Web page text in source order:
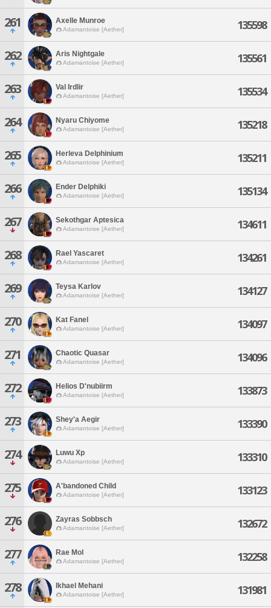
261 Axelle Munroe
Adamantoise [Aether] 135598
262 Aris Nightgale
Adamantoise [Aether] 135561
263 Val Irdlir
Adamantoise [Aether] 135534
264 Nyaru Chiyome
Adamantoise [Aether] 135218
265 Herleva Delphinium
Adamantoise [Aether] 135211
266 Ender Delphiki
Adamantoise [Aether] 135134
267 Sekothgar Aptesica
Adamantoise [Aether] 134611
268 Rael Yascaret
Adamantoise [Aether] 134261
269 Teysa Karlov
Adamantoise [Aether] 134127
270 Kat Fanel
Adamantoise [Aether] 134097
271 Chaotic Quasar
Adamantoise [Aether] 134096
272 Helios D'nubiirm
Adamantoise [Aether] 133873
273 Shey'a Aegir
Adamantoise [Aether] 133390
274 Luwu Xp
Adamantoise [Aether] 133310
275 A'bandoned Child
Adamantoise [Aether] 133123
276 Zayras Sobbsch
Adamantoise [Aether] 132672
277 Rae Mol
Adamantoise [Aether] 132258
278 Ikhael Mehani
Adamantoise [Aether] 131981